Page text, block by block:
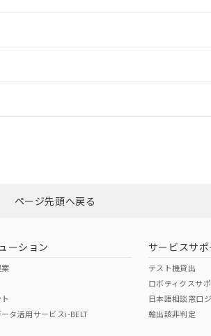
ら
（アメリカ
ページ先頭へ戻る
ーション
タ活用サービスi-BELT
サービスサポ
テスト機貸出
ロボティクスサ
日本語相談窓口
輸出該非判定